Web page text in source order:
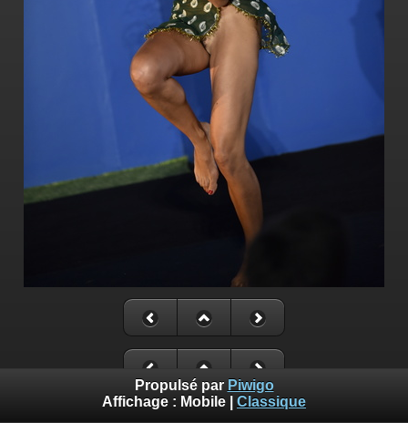
Propulsé par Piwigo
Affichage : Mobile Classique